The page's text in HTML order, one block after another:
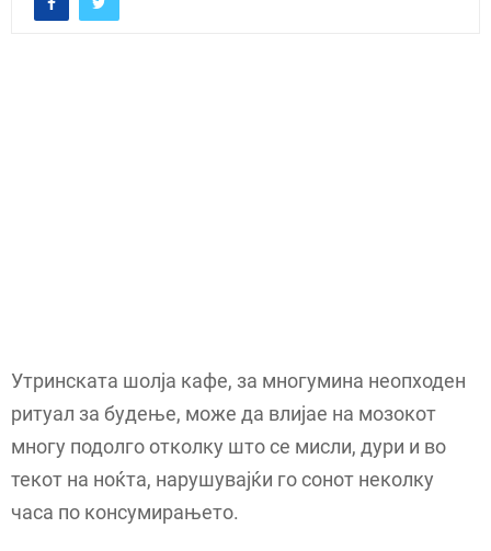
Утринската шолја кафе, за многумина неопходен
ритуал за будење, може да влијае на мозокот
многу подолго отколку што се мисли, дури и во
текот на ноќта, нарушувајќи го сонот неколку
часа по консумирањето.